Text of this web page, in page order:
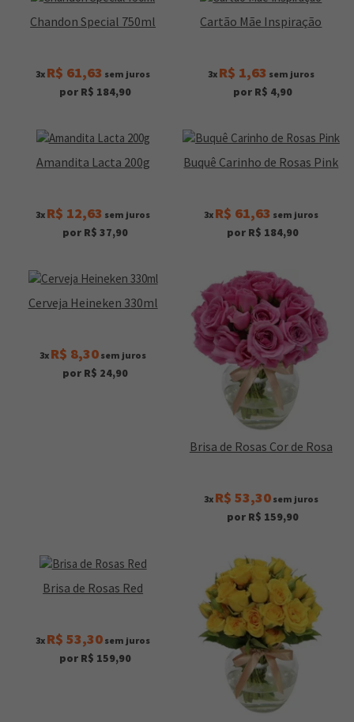
Chandon Special 750ml
3x R$ 61,63 sem juros
por R$ 184,90
Cartão Mãe Inspiração
3x R$ 1,63 sem juros
por R$ 4,90
Amandita Lacta 200g
3x R$ 12,63 sem juros
por R$ 37,90
Buquê Carinho de Rosas Pink
3x R$ 61,63 sem juros
por R$ 184,90
Cerveja Heineken 330ml
3x R$ 8,30 sem juros
por R$ 24,90
Brisa de Rosas Cor de Rosa
3x R$ 53,30sem juros
por R$ 159,90
Brisa de Rosas Red
3x R$ 53,30 sem juros
por R$ 159,90